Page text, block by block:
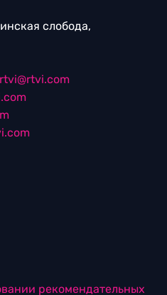
слобода,
рекомендательных